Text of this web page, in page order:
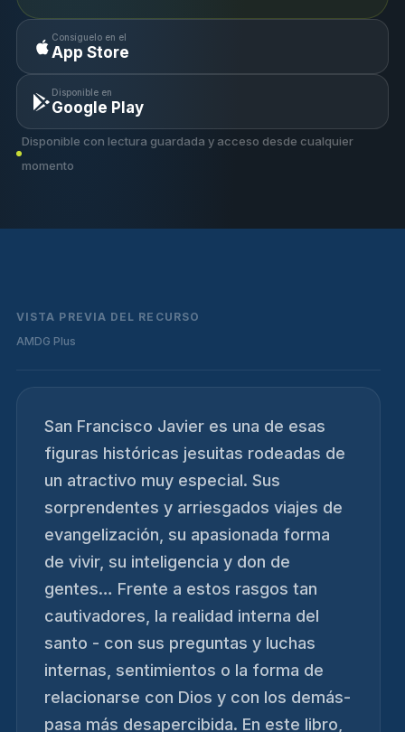
Consíguelo en el
App Store
Disponible en
Google Play
Disponible con lectura guardada y acceso desde cualquier
momento
VISTA PREVIA DEL RECURSO
AMDG Plus
San Francisco Javier es una de esas
figuras históricas jesuitas rodeadas de
un atractivo muy especial. Sus
sorprendentes y arriesgados viajes de
evangelización, su apasionada forma
de vivir, su inteligencia y don de
gentes… Frente a estos rasgos tan
cautivadores, la realidad interna del
santo - con sus preguntas y luchas
internas, sentimientos o la forma de
relacionarse con Dios y con los demás-
pasa más desapercibida. En este libro,